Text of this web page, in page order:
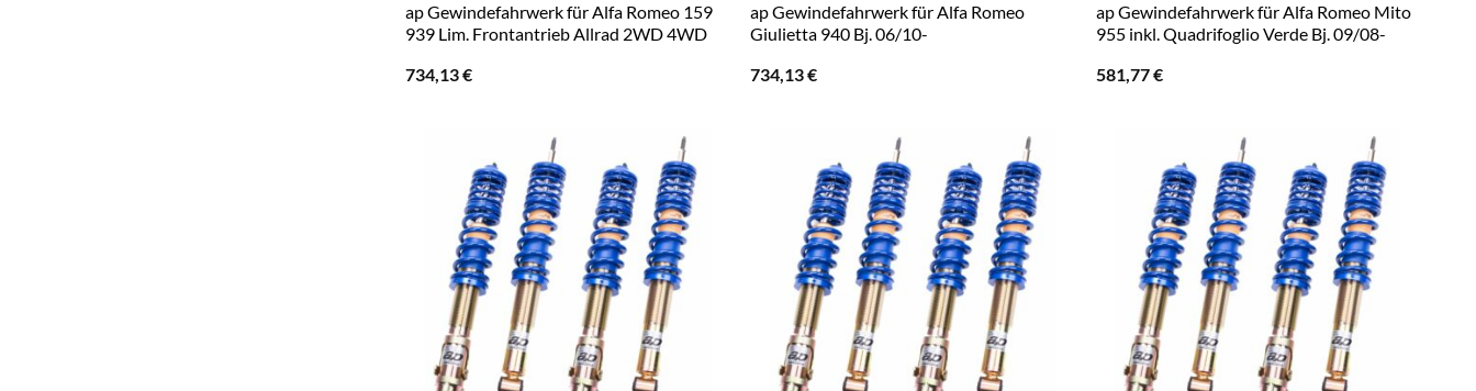
ap Gewindefahrwerk für Alfa Romeo 159
939 Lim. Frontantrieb Allrad 2WD 4WD
734,13€
ap Gewindefahrwerk für Alfa Romeo
Giulietta 940 Bj. 06/10-
734,13€
ap Gewindefahrwerk für Alfa Romeo Mito
955 inkl. Quadrifoglio Verde Bj. 09/08-
581,77€